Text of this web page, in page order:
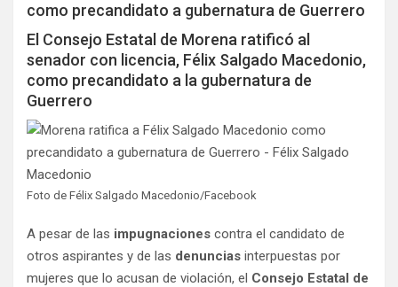
como precandidato a gubernatura de Guerrero
El Consejo Estatal de Morena ratificó al
senador con licencia, Félix Salgado Macedonio,
como precandidato a la gubernatura de
Guerrero
Foto de Félix Salgado Macedonio/Facebook
A pesar de las impugnaciones contra el candidato de
otros aspirantes y de las denuncias interpuestas por
mujeres que lo acusan de violación, el Consejo Estatal de